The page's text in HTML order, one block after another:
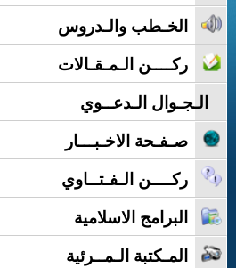
الخـطب والـدروس
ركــــن الـمـقـالات
الـجـوال الـدعــوي
صـفـحة الاخـبـــار
ركــــن الـفـتــاوي
البرامج الاسلامية
المـكتبة الـمــرئية